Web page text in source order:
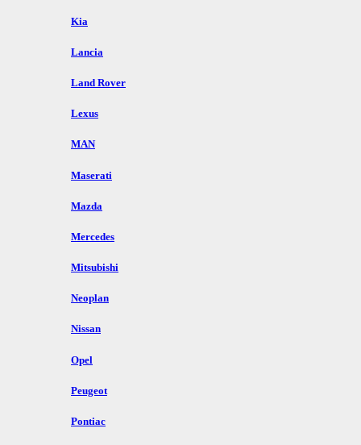
Kia
Lancia
Land Rover
Lexus
MAN
Maserati
Mazda
Mercedes
Mitsubishi
Neoplan
Nissan
Opel
Peugeot
Pontiac